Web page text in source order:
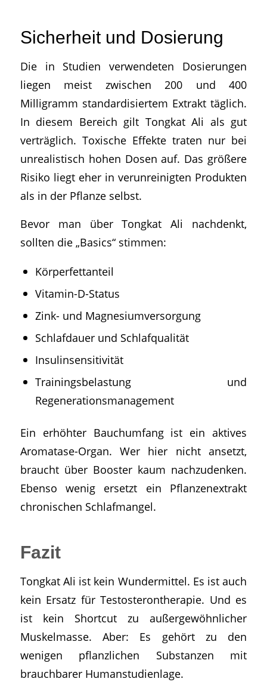
Sicherheit und Dosierung
Die in Studien verwendeten Dosierungen
liegen meist zwischen 200 und 400
Milligramm standardisiertem Extrakt täglich.
In diesem Bereich gilt Tongkat Ali als gut
verträglich. Toxische Effekte traten nur bei
unrealistisch hohen Dosen auf. Das größere
Risiko liegt eher in verunreinigten Produkten
als in der Pflanze selbst.
Bevor man über Tongkat Ali nachdenkt,
sollten die „Basics“ stimmen:
Körperfettanteil
Vitamin-D-Status
Zink- und Magnesiumversorgung
Schlafdauer und Schlafqualität
Insulinsensitivität
Trainingsbelastung und
Regenerationsmanagement
Ein erhöhter Bauchumfang ist ein aktives
Aromatase-Organ. Wer hier nicht ansetzt,
braucht über Booster kaum nachzudenken.
Ebenso wenig ersetzt ein Pflanzenextrakt
chronischen Schlafmangel.
Fazit
Tongkat Ali ist kein Wundermittel. Es ist auch
kein Ersatz für Testosterontherapie. Und es
ist kein Shortcut zu außergewöhnlicher
Muskelmasse. Aber: Es gehört zu den
wenigen pflanzlichen Substanzen mit
brauchbarer Humanstudienlage.